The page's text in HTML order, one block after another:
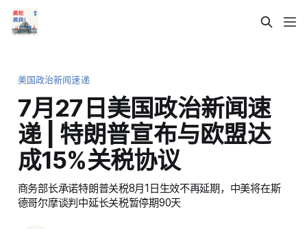
美国政治新闻速递
7月27日美国政治新闻速
递 | 特朗普宣布与欧盟达
成15%关税协议
商务部长承诺特朗普关税8月1日生效不再延期，中美将在斯
德哥尔摩谈判中延长关税暂停期90天